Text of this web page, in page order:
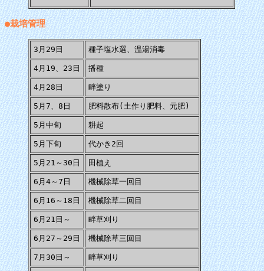
●栽培管理
3月29日 種子塩水選、温湯消毒
4月19、23日 播種
4月28日 畔塗り
5月7、8日 肥料散布(土作り肥料、元肥)
5月中旬 耕起
5月下旬 代かき2回
5月21～30日 田植え
6月4～7日 機械除草一回目
6月16～18日 機械除草二回目
6月21日～ 畔草刈り
6月27～29日 機械除草三回目
7月30日～ 畔草刈り